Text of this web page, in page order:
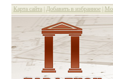
Карта сайта Добавить в избранное